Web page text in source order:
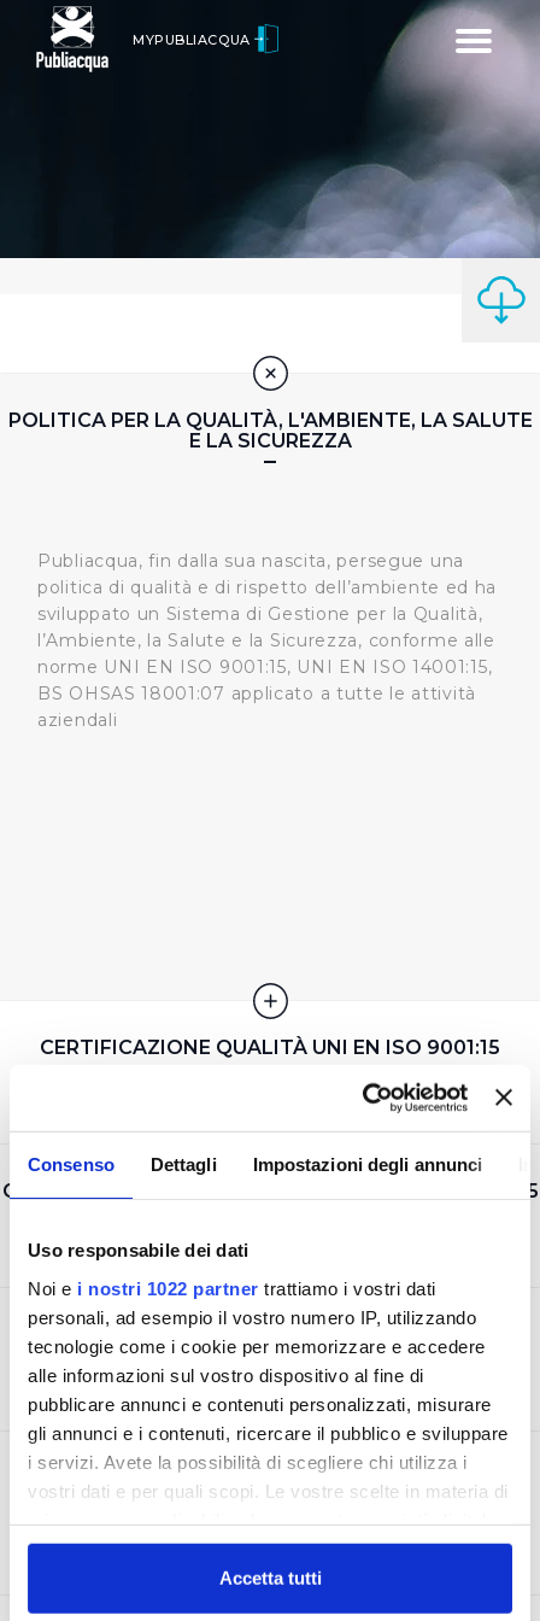
Consenso Dettagli Impostazioni degli annunci
Uso responsabile dei dati
Noi e i nostri 1022 partner trattiamo i vostri dati
personali, ad esempio il vostro numero IP, utilizzando
tecnologie come i cookie per memorizzare e accedere
alle informazioni sul vostro dispositivo al fine di
pubblicare annunci e contenuti personalizzati, misurare
gli annunci e i contenuti, ricercare il pubblico e sviluppare
i servizi. Avete la possibilità di scegliere chi utilizza i
vostri dati e per quali scopi. Le vostre scelte in materia di
in cui avete effettuato le vostre scelte. È possibile
modificare o revocare il proprio consenso in qualsiasi
momento dalla Dichiarazione sui cookie o facendo clic
Accetta tutti
Toggle
MYPUBLIACQUA
POLITICA PER LA QUALITÀ, L'AMBIENTE, LA SALUTE
E LA SICUREZZA
Publiacqua, fin dalla sua nascita, persegue una
politica di qualità e di rispetto dell’ambiente ed ha
sviluppato un Sistema di Gestione per la Qualità,
l’Ambiente, la Salute e la Sicurezza, conforme alle
norme UNI EN ISO 9001:15, UNI EN ISO 14001:15,
BS OHSAS 18001:07 applicato a tutte le attività
aziendali
CERTIFICAZIONE QUALITÀ UNI EN ISO 9001:15
CERTIFICAZIONE AMBIENTALE UNI EN ISO 14001:2015
CERTIFICAZIONE SICUREZZA UNI ISO 45001:2018
ACCREDITAMENTO LABORATORIO UNI CEI EN
ISO/IEC 17025